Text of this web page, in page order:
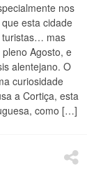
nos
esta cidade
turistas… mas
Agosto, e
alentejano. O
curiosidade
a Cortiça, esta
como […]